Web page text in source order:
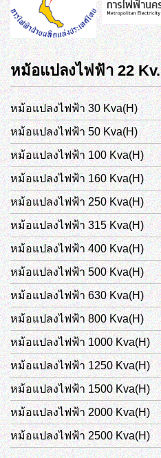
หม้อแปลงไฟฟ้า 22 Kv.
หม้อแปลงไฟฟ้า 30 Kva(H)
หม้อแปลงไฟฟ้า 50 Kva(H)
หม้อแปลงไฟฟ้า 100 Kva(H)
หม้อแปลงไฟฟ้า 160 Kva(H)
หม้อแปลงไฟฟ้า 250 Kva(H)
หม้อแปลงไฟฟ้า 315 Kva(H)
หม้อแปลงไฟฟ้า 400 Kva(H)
หม้อแปลงไฟฟ้า 500 Kva(H)
หม้อแปลงไฟฟ้า 630 Kva(H)
หม้อแปลงไฟฟ้า 800 Kva(H)
หม้อแปลงไฟฟ้า 1000 Kva(H)
หม้อแปลงไฟฟ้า 1250 Kva(H)
หม้อแปลงไฟฟ้า 1500 Kva(H)
หม้อแปลงไฟฟ้า 2000 Kva(H)
หม้อแปลงไฟฟ้า 2500 Kva(H)